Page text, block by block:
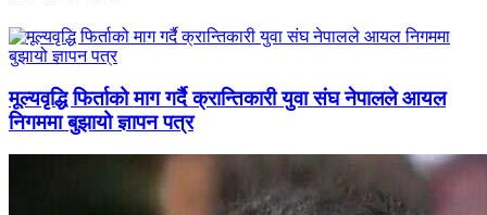
मूल्यवृद्धि फिर्ताको माग गर्दै क्रान्तिकारी युवा संघ नेपालले आयल
निगममा बुझायो ज्ञापन पत्र